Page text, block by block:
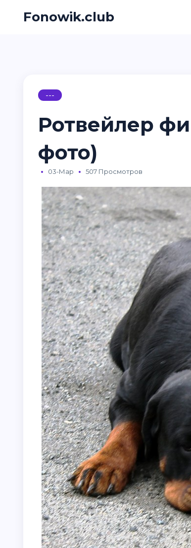
Fonowik.club
---
Ротвейлер
фото)
03-Мар 507 Просмотров